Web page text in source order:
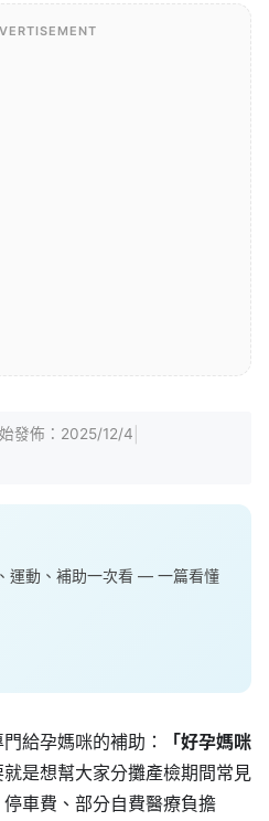
發佈： 2025/12/4
運動、補助一次看 — 一篇看懂
給孕媽咪的補助：
「好孕媽咪
就是想幫大家分攤產檢期間常見
車費、部分自費醫療負擔